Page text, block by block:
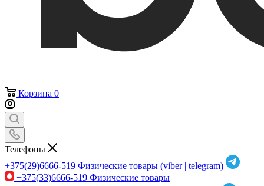
Корзина 0
Телефоны
+375(29)6666-519 Физические товары (viber | telegram)
+375(33)6666-519 Физические товары